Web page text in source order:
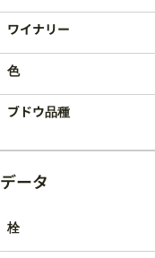
ワイナリー
色
ブドウ品種
データ
栓